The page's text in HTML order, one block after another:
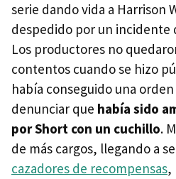
serie dando vida a Harrison
despedido por un incidente
Los productores no
contentos cuando se hizo
había conseguido una
denunciar que había sido
por Short con un cuchillo.
de más cargos, llegando a
cazadores de recompensas,